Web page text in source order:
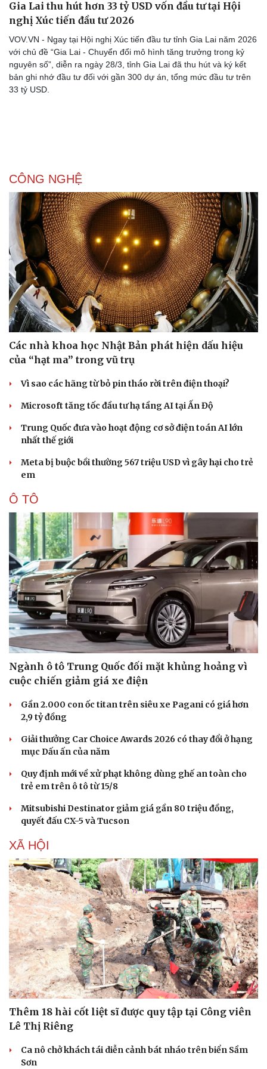
Doanh nhân
Vì cộng đồng
Trải nghiệm
Sức khỏe
Cây thuốc
Sản phụ khoa
Nam khoa
Làm đẹp - giảm cân
Phòng mạch online
Ăn sạch sống khỏe
Blog
Gia Lai thu hút hơn 33 tỷ USD vốn đầu tư tại Hội
nghị Xúc tiến đầu tư 2026
VOV.VN - Ngay tại Hội nghị Xúc tiến đầu tư tỉnh Gia Lai năm 2026
với chủ đề “Gia Lai - Chuyển đổi mô hình tăng trưởng trong kỷ
nguyên số”, diễn ra ngày 28/3, tỉnh Gia Lai đã thu hút và ký kết
bản ghi nhớ đầu tư đối với gần 300 dự án, tổng mức đầu tư trên
33 tỷ USD.
CÔNG NGHỆ
Các nhà khoa học Nhật Bản phát hiện dấu hiệu
của “hạt ma” trong vũ trụ
Vì sao các hãng từ bỏ pin tháo rời trên điện thoại?
Microsoft tăng tốc đầu tư hạ tầng AI tại Ấn Độ
Trung Quốc đưa vào hoạt động cơ sở điện toán AI lớn
nhất thế giới
Meta bị buộc bồi thường 567 triệu USD vì gây hại cho trẻ
em
Ô TÔ
Ngành ô tô Trung Quốc đối mặt khủng hoảng vì
cuộc chiến giảm giá xe điện
Gần 2.000 con ốc titan trên siêu xe Pagani có giá hơn
2,9 tỷ đồng
Giải thưởng Car Choice Awards 2026 có thay đổi ở hạng
mục Dấu ấn của năm
Quy định mới về xử phạt không dùng ghế an toàn cho
trẻ em trên ô tô từ 15/8
Mitsubishi Destinator giảm giá gần 80 triệu đồng,
quyết đấu CX-5 và Tucson
XÃ HỘI
Thêm 18 hài cốt liệt sĩ được quy tập tại Công viên
Lê Thị Riêng
Ca nô chở khách tái diễn cảnh bát nháo trên biển Sầm
Sơn